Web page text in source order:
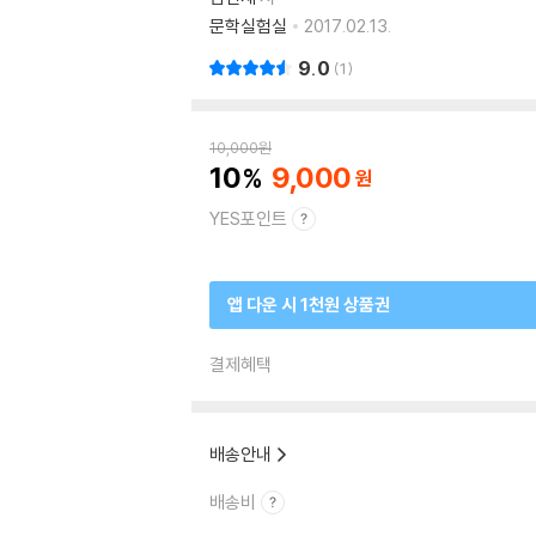
문학실험실
2017.02.13.
9.0 1
10,000원
10 9,000
YES포인트
앱 다운 시 1천원 상품권
결제혜택
배송안내
배송비